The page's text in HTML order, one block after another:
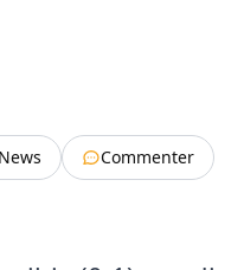
Commenter